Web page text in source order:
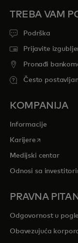
TREBA VAM
Podrška
Prijavite
Pronađi
Često
KOMPANIJA
Informacije
Karijereopens in a
Medijski centar
Odnosi sa
PRAVNA
Odgovornost u
Obavezujuća